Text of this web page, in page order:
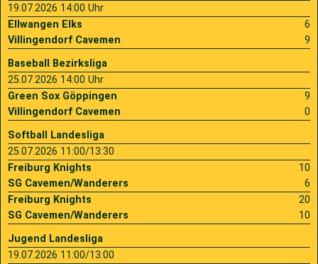
19.07.2026 14:00 Uhr
Ellwangen Elks
6
Villingendorf Cavemen
9
Baseball Bezirksliga
25.07.2026 14:00 Uhr
Green Sox Göppingen
9
Villingendorf Cavemen
0
Softball Landesliga
25.07.2026 11:00/13:30
Freiburg Knights
10
SG Cavemen/Wanderers
6
Freiburg Knights
20
SG Cavemen/Wanderers
10
Jugend Landesliga
19.07.2026 11:00/13:00